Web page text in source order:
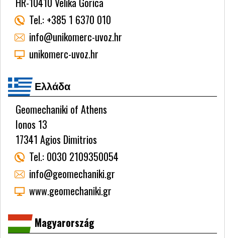
Tel.: +385 1 6370 010
info@unikomerc-uvoz.hr
unikomerc-uvoz.hr
Ελλάδα
Geomechaniki of Athens
Ionos 13
17341 Agios Dimitrios
Tel.: 0030 2109350054
info@geomechaniki.gr
www.geomechaniki.gr
Magyarország